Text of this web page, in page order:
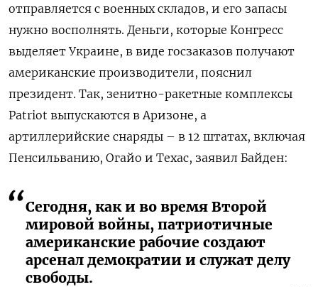
отправляется с военных складов, и его запасы
нужно восполнять. Деньги, которые Конгресс
выделяет Украине, в виде госзаказов получают
американские производители, пояснил
президент. Так, зенитно-ракетные комплексы
Patriot выпускаются в Аризоне, а
артиллерийские снаряды – в 12 штатах, включая
Пенсильванию, Огайо и Техас, заявил Байден:
Сегодня, как и во время Второй
мировой войны, патриотичные
американские рабочие создают
арсенал демократии и служат делу
свободы.